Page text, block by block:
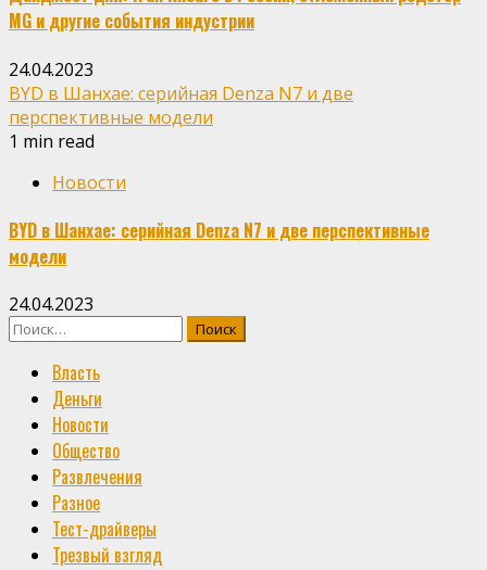
MG и другие события индустрии
24.04.2023
BYD в Шанхае: серийная Denza N7 и две
перспективные модели
1 min read
Новости
BYD в Шанхае: серийная Denza N7 и две перспективные
модели
24.04.2023
Найти:
Власть
Деньги
Новости
Общество
Развлечения
Разное
Тест-драйверы
Трезвый взгляд